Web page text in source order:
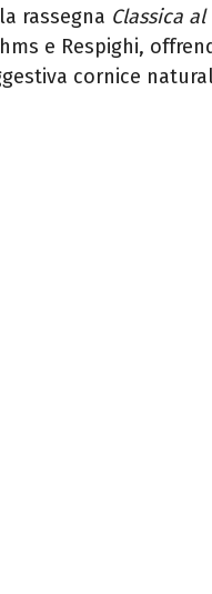
rassegna Classica
e Respighi,
cornice